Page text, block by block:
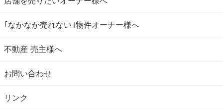
｢なかなか売れない｣物件オーナー様へ
不動産 売主様へ
お問い合わせ
リンク